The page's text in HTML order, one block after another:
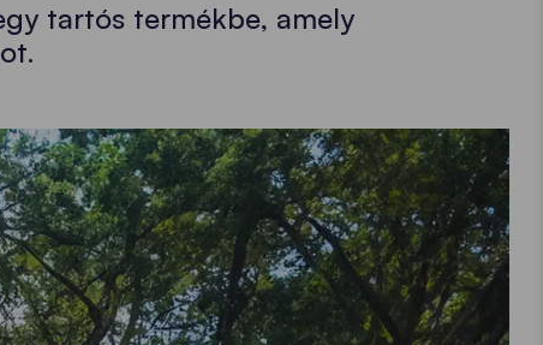
tartós termékbe, amely